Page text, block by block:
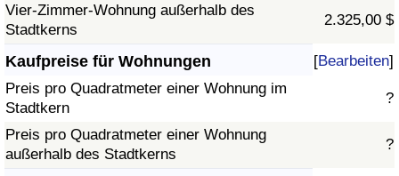
Vier-Zimmer-Wohnung außerhalb des
Stadtkerns
2.325,00 $
Kaufpreise für Wohnungen [Bearbeiten]
Preis pro Quadratmeter einer Wohnung im
Stadtkern
?
Preis pro Quadratmeter einer Wohnung
außerhalb des Stadtkerns
?
in Akaba
Kriminalität
Kriminalitäts-Index (aktuell)
Kriminalitäts-Index
Kriminalitätsindex nach Land